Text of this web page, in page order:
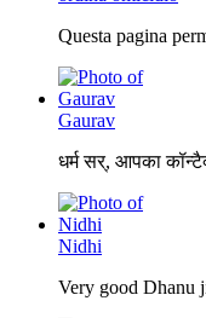
Questa pagina
Gaurav
धर्म सर्, आपका
Nidhi
Very good Dhanu